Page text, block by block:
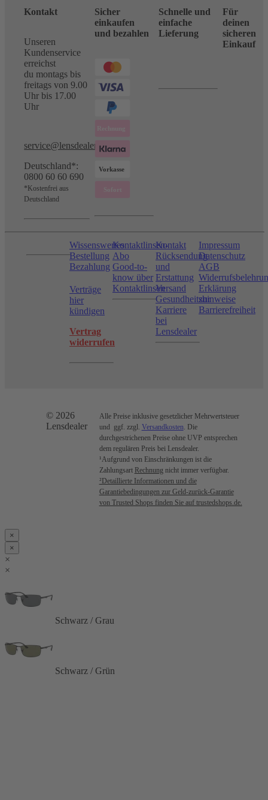
Kontakt
Unseren
Kundenservice
erreichst
du montags bis
freitags von 9.00
Uhr bis 17.00
Uhr
service@lensdealer.com
Deutschland*:
0800 60 60 690
*Kostenfrei aus
Deutschland
Sicher
einkaufen
und bezahlen
Schnelle und
einfache
Lieferung
Für
deinen
sicheren
Einkauf
Wissenswertes
Bestellung
Bezahlung
Verträge
hier
kündigen
Vertrag
widerrufen
Kontaktlinsen-
Abo
Good-to-
know über
Kontaktlinsen
Kontakt
Rücksendung
und
Erstattung
Versand
Gesundheitshinweise
Karriere
bei
Lensdealer
Impressum
Datenschutz
AGB
Erklärung
zur
Barrierefreiheit
© 2026
Lensdealer
Alle Preise inklusive gesetzlicher Mehrwertsteuer
und ggf. zzgl. Versandkosten . Die
durchgestrichenen Preise ohne UVP entsprechen
dem regulären Preis bei Lensdealer.
¹Aufgrund von Einschränkungen ist die
Zahlungsart Rechnung nicht immer verfügbar.
²Detaillierte Informationen und die
Garantiebedingungen zur Geld-zurück-Garantie
von Trusted Shops finden Sie auf trustedshops.de.
×
×
×
×
Schwarz / Grau
Schwarz / Grün